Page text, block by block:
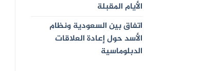
الأيام المقبلة
اتفاق بين السعودية ونظام
الأسد حول إعادة العلاقات
الدبلوماسية